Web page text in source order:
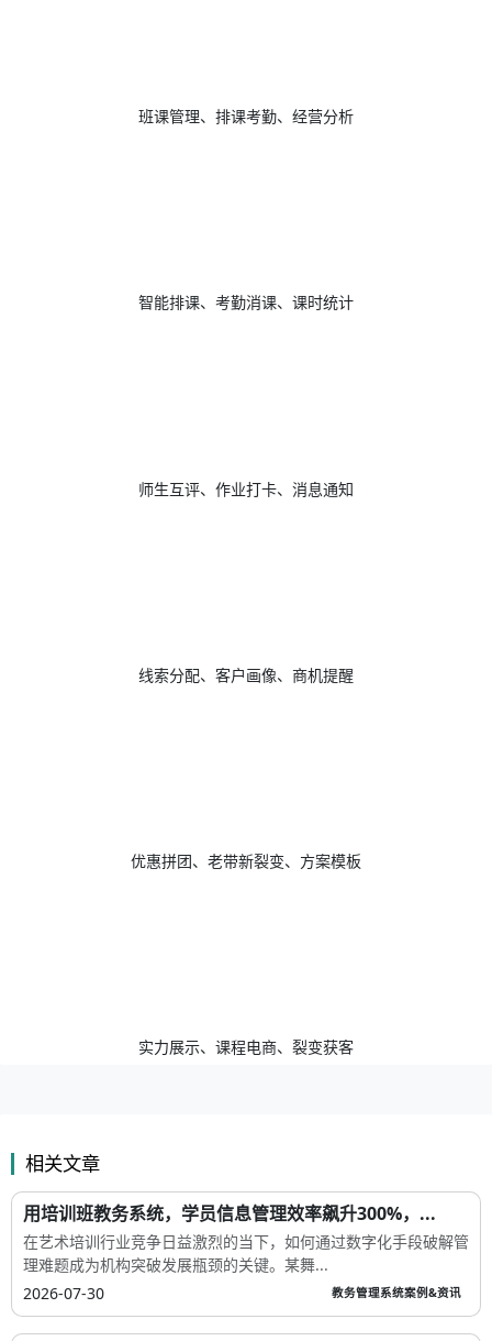
班课管理、排课考勤、经营分析
智能排课、考勤消课、课时统计
师生互评、作业打卡、消息通知
线索分配、客户画像、商机提醒
优惠拼团、老带新裂变、方案模板
实力展示、课程电商、裂变获客
相关文章
用培训班教务系统，学员信息管理效率飙升300%，...
在艺术培训行业竞争日益激烈的当下，如何通过数字化手段破解管
理难题成为机构突破发展瓶颈的关键。某舞...
2026-07-30
教务管理系统案例&资讯